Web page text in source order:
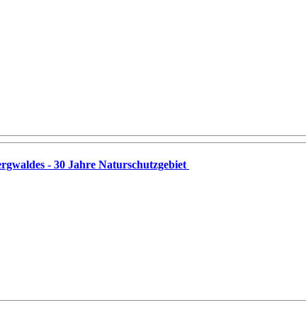
- 30 Jahre Naturschutzgebiet